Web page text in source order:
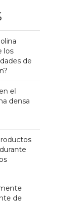
los
de
el
densa
de